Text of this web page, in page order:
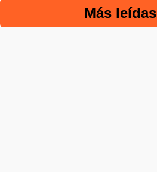
Más leídas